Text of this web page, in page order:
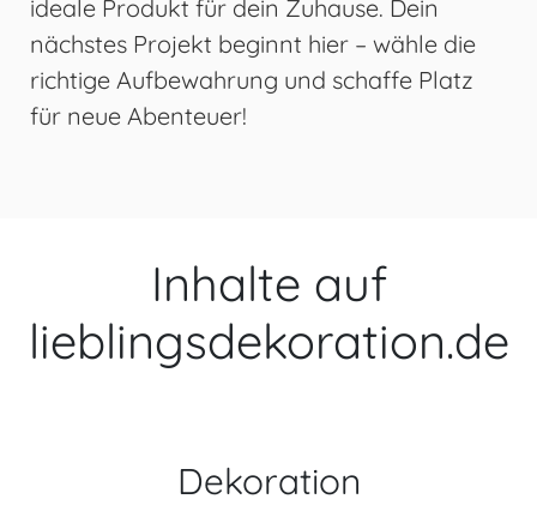
ideale Produkt für dein Zuhause. Dein
nächstes Projekt beginnt hier – wähle die
richtige Aufbewahrung und schaffe Platz
für neue Abenteuer!
Inhalte auf
lieblingsdekoration.de
Dekoration